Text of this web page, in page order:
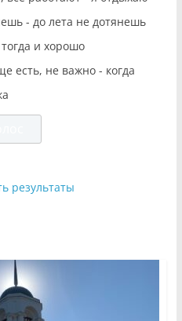
- до лета не дотянешь
и хорошо
есть, не важно - когда
результаты